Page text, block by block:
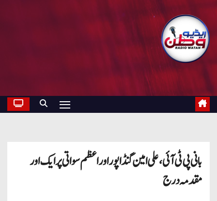
بانی پی ٹی آئی ، علی امین گنڈاپور اور اعظم سواتی پر ایک اور
مقدمہ درج